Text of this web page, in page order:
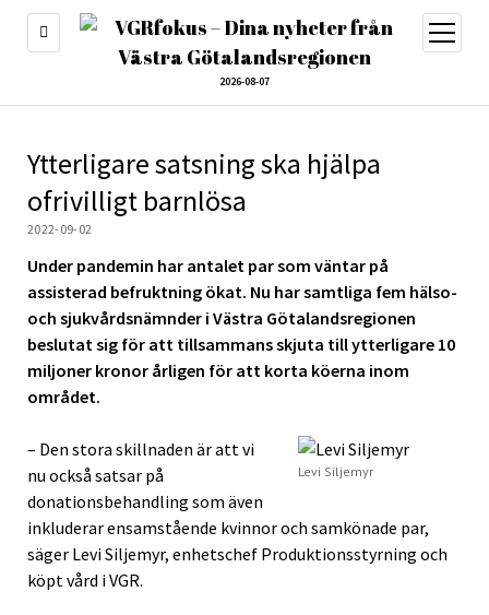
2026-08-07
öppna
meny
Ytterligare satsning ska hjälpa
ofrivilligt barnlösa
2022-09-02
Under pandemin har antalet par som väntar på
assisterad befruktning ökat. Nu har samtliga fem hälso-
och sjukvårdsnämnder i Västra Götalandsregionen
beslutat sig för att tillsammans skjuta till ytterligare 10
miljoner kronor årligen för att korta köerna inom
området.
Levi Siljemyr
– Den stora skillnaden är att vi
nu också satsar på
donationsbehandling som även
inkluderar ensamstående kvinnor och samkönade par,
säger Levi Siljemyr, enhetschef Produktionsstyrning och
köpt vård i VGR.